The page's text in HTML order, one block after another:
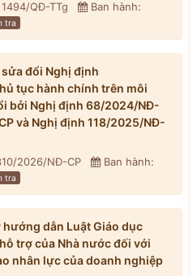
QĐ-TTg
Ban hành:
tra
đổi Nghị định
tục hành chính trên môi
bởi Nghị định 68/2024/NĐ-
và Nghị định 118/2025/NĐ-
2026/NĐ-CP
Ban hành:
tra
dẫn Luật Giáo dục
trợ của Nhà nước đối với
nhân lực của doanh nghiệp